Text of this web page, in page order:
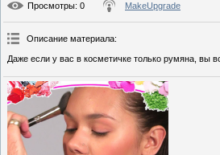
Просмотры: 0 MakeUpgrade
Описание материала:
Даже если у вас в косметичке только румяна, вы